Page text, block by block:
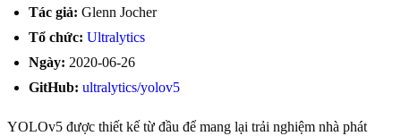
Tác giả: Glenn Jocher
Tổ chức: Ultralytics
Ngày: 2020-06-26
GitHub: ultralytics/yolov5
YOLOv5 được thiết kế từ đầu để mang lại trải nghiệm nhà phát